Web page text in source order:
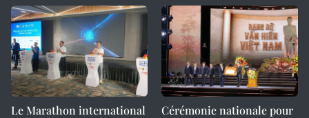
Le Marathon international
Cérémonie nationale pour